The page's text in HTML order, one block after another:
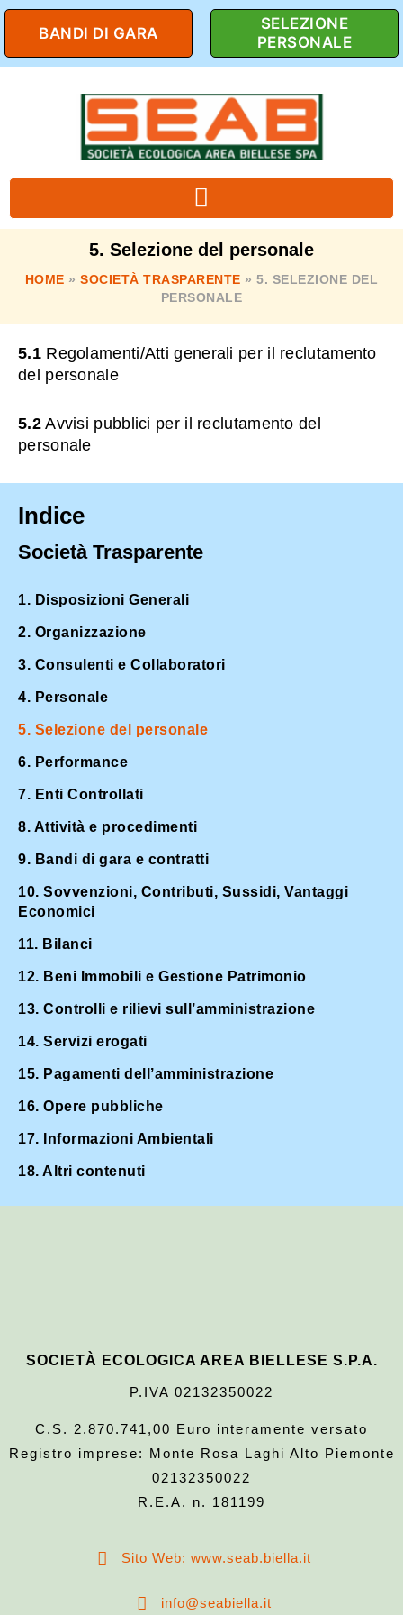
BANDI DI GARA
SELEZIONE
PERSONALE
5. Selezione del personale
HOME »SOCIETÀ TRASPARENTE »5. SELEZIONE DEL
PERSONALE
Indice
Società Trasparente
1. Disposizioni Generali
2. Organizzazione
3. Consulenti e Collaboratori
4. Personale
5. Selezione del personale
6. Performance
7. Enti Controllati
8. Attività e procedimenti
9. Bandi di gara e contratti
10. Sovvenzioni, Contributi, Sussidi, Vantaggi
Economici
11. Bilanci
12. Beni Immobili e Gestione Patrimonio
13. Controlli e rilievi sull’amministrazione
14. Servizi erogati
15. Pagamenti dell’amministrazione
16. Opere pubbliche
17. Informazioni Ambientali
18. Altri contenuti
5.1Regolamenti/Atti generali per il reclutamento
del personale
5.2Avvisi pubblici per il reclutamento del
personale
SOCIETÀ ECOLOGICA AREA BIELLESE S.P.A.
P.IVA 02132350022
C.S. 2.870.741,00 Euro interamente versato
Registro imprese: Monte Rosa Laghi Alto Piemonte
02132350022
R.E.A. n. 181199
Sito Web: www.seab.biella.it
info@seabiella.it